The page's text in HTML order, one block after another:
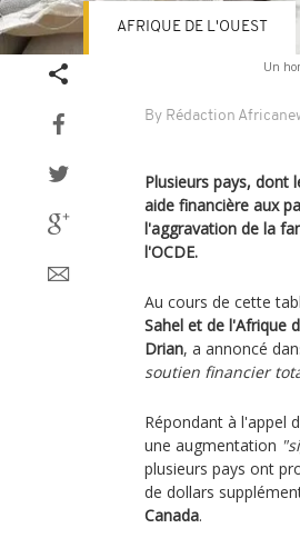
Un
By Rédaction
AFRIQUE DE L'OUEST
Plusieurs pays, dont
aide financière aux
l'aggravation de la
l'OCDE.
Au cours de cette
Sahel et de l'Afrique
Drian, a annoncé
soutien financier
Répondant à l'appel
une augmentation
plusieurs pays ont
de dollars
Canada.